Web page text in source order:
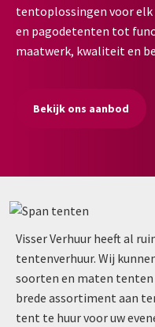
tentoplossingen voor
en pagodetenten tot
maatwerk, kwaliteit en
Bekijk ons aanbod
Visser Verhuur heeft al
tentenverhuur. Wij
soorten en maten tenten
brede assortiment aan
tent te huur voor uw